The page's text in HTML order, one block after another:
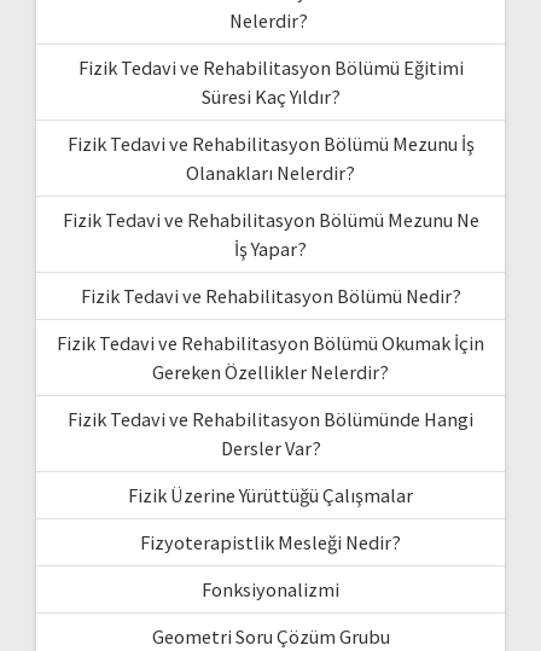
Nelerdir?
Fizik Tedavi ve Rehabilitasyon Bölümü Eğitimi
Süresi Kaç Yıldır?
Fizik Tedavi ve Rehabilitasyon Bölümü Mezunu İş
Olanakları Nelerdir?
Fizik Tedavi ve Rehabilitasyon Bölümü Mezunu Ne
İş Yapar?
Fizik Tedavi ve Rehabilitasyon Bölümü Nedir?
Fizik Tedavi ve Rehabilitasyon Bölümü Okumak İçin
Gereken Özellikler Nelerdir?
Fizik Tedavi ve Rehabilitasyon Bölümünde Hangi
Dersler Var?
Fizik Üzerine Yürüttüğü Çalışmalar
Fizyoterapistlik Mesleği Nedir?
Fonksiyonalizmi
Geometri Soru Çözüm Grubu